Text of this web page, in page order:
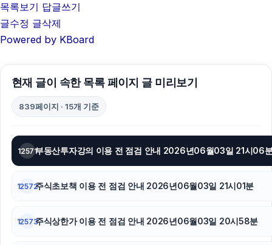
폰테크
김해이혼전문변호사
목록보기 답글쓰기
글수정 글삭제
Powered by KBoard
현재 글이 속한 목록 페이지 글 미리보기
839페이지 · 15개 기준
12571부동산투자강의 이용 전 점검 안내 2026년06월03일 21시06
12572주식초보책 이용 전 점검 안내 2026년06월03일 21시01분
12573주식상한가 이용 전 점검 안내 2026년06월03일 20시58분